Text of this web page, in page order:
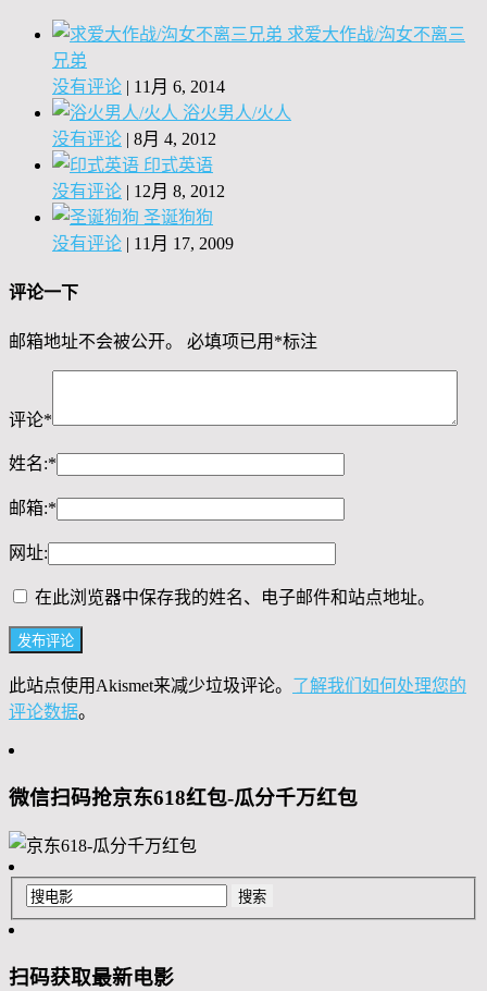
求爱大作战/沟女不离三
兄弟
没有评论 | 11月 6, 2014
浴火男人/火人
没有评论 | 8月 4, 2012
印式英语
没有评论 | 12月 8, 2012
圣诞狗狗
没有评论 | 11月 17, 2009
评论一下
邮箱地址不会被公开。 必填项已用 *标注
评论*
姓名:*
邮箱:*
网址:
在此浏览器中保存我的姓名、电子邮件和站点地址。
此站点使用Akismet来减少垃圾评论。 了解我们如何处理您的
评论数据。
微信扫码抢京东618红包-瓜分千万红包
扫码获取最新电影